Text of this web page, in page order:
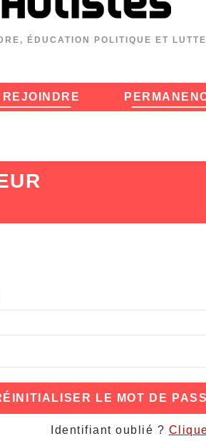
ÉDUCATION POLITIQUE ET
REJOINDRE
Identifiant oublié ?